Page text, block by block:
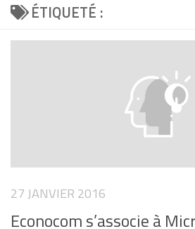
ÉTIQUETÉ :
27 JANVIER 2016
Econocom s’associe à